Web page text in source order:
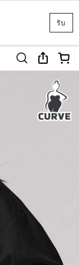
รับ